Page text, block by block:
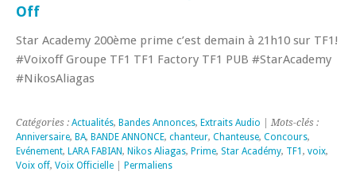
Off
Star Academy 200ème prime c’est demain à 21h10 sur TF1!
#Voixoff Groupe TF1 TF1 Factory TF1 PUB #StarAcademy
#NikosAliagas
Catégories : Actualités, Bandes Annonces, Extraits Audio | Mots-clés :
Anniversaire, BA, BANDE ANNONCE, chanteur, Chanteuse, Concours,
Evénement, LARA FABIAN, Nikos Aliagas, Prime, Star Académy, TF1 , voix,
Voix off, Voix Officielle Permaliens